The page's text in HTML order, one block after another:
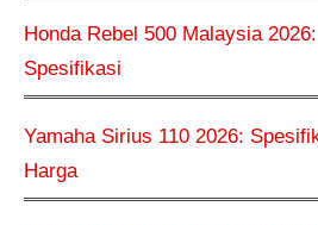
Honda Rebel 500 Malaysia
Spesifikasi
Yamaha Sirius 110 2026:
Harga